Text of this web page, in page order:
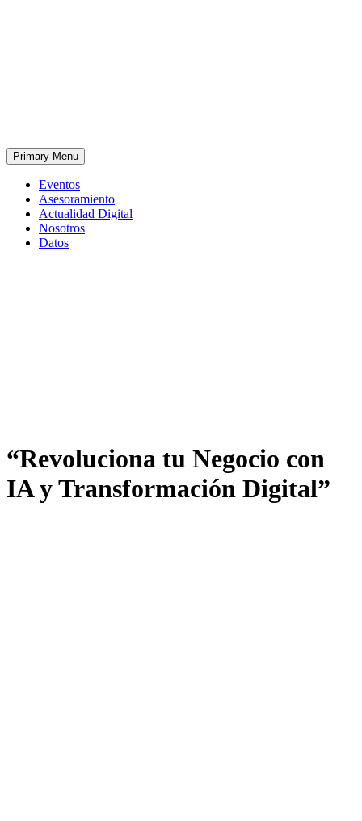
Primary Menu
Eventos
Asesoramiento
Actualidad Digital
Nosotros
Datos
“Revoluciona tu Negocio con
IA y Transformación Digital”